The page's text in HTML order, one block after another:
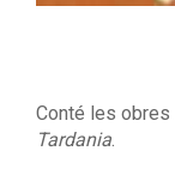
Conté les obres
Tardania